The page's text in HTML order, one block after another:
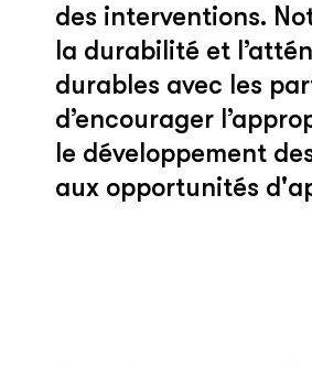
des interventions.
la durabilité et
durables avec les
d’encourager
le développement
aux opportunités